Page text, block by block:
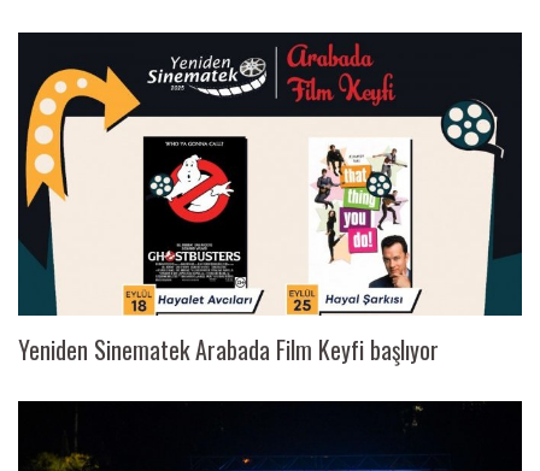
Yeniden Sinematek Arabada Film Keyfi başlıyor